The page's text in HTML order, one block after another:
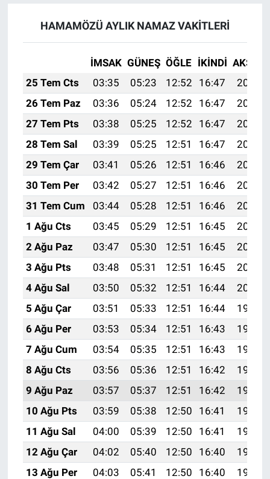
HAMAMÖZÜ AYLIK NAMAZ VAKITLERI
İMSAK GÜNEŞ ÖĞLE İKINDI AKŞAM
25 Tem Cts
03:35 05:23 12:52 16:47
20:10
26 Tem Paz
03:36 05:24 12:52 16:47
20:09
27 Tem Pts
03:38 05:25 12:52 16:47
20:09
28 Tem Sal
03:39 05:25 12:51 16:47
20:08
29 Tem Çar
03:41 05:26 12:51 16:46
20:07
30 Tem Per
03:42 05:27 12:51 16:46
20:06
31 Tem Cum
03:44 05:28 12:51 16:46
20:05
1 Ağu Cts
03:45 05:29 12:51 16:45
20:04
2 Ağu Paz
03:47 05:30 12:51 16:45
20:02
3 Ağu Pts
03:48 05:31 12:51 16:45
20:01
4 Ağu Sal
03:50 05:32 12:51 16:44
20:00
5 Ağu Çar
03:51 05:33 12:51 16:44
19:59
6 Ağu Per
03:53 05:34 12:51 16:43
19:58
7 Ağu Cum
03:54 05:35 12:51 16:43
19:57
8 Ağu Cts
03:56 05:36 12:51 16:42
19:55
9 Ağu Paz
03:57 05:37 12:51 16:42
19:54
10 Ağu Pts
03:59 05:38 12:50 16:41
19:53
11 Ağu Sal
04:00 05:39 12:50 16:41
19:52
12 Ağu Çar
04:02 05:40 12:50 16:40
19:50
13 Ağu Per
04:03 05:41 12:50 16:40
19:49